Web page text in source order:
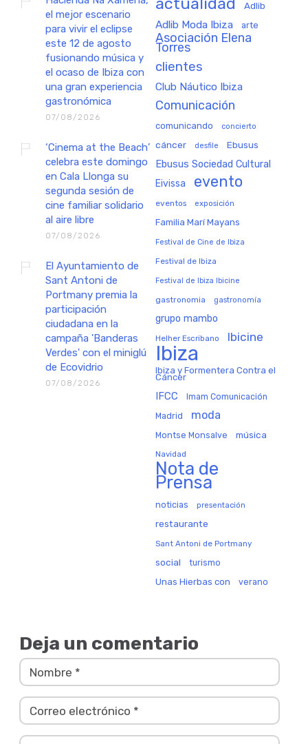
el mejor escenario
para vivir el eclipse
este 12 de agosto
fusionando música y
el ocaso de Ibiza con
una gran experiencia
gastronómica
07/08/2026
‘Cinema at the Beach’
celebra este domingo
en Cala Llonga su
segunda sesión de
cine familiar solidario
al aire libre
07/08/2026
El Ayuntamiento de
Sant Antoni de
Portmany premia la
participación
ciudadana en la
campaña 'Banderas
Verdes' con el miniglú
de Ecovidrio
07/08/2026
Adlib
Adlib Moda Ibiza arte
Asociación Elena
Torres
clientes
Club Náutico Ibiza
Comunicación
comunicando concierto
cáncer desfile Ebusus
Ebusus Sociedad Cultural
Eivissa evento
eventos exposición
Familia Marí Mayans
Festival de Cine de Ibiza
Festival de Ibiza
Festival de Ibiza Ibicine
gastronomia gastronomía
grupo mambo
Helher Escribano Ibicine
Ibiza
Ibiza y Formentera Contra el
Cáncer
IFCC Imam Comunicación
Madrid moda
Montse Monsalve música
Navidad
Nota de
Prensa
noticias presentación
restaurante
Sant Antoni de Portmany
social turismo
Unas Hierbas con verano
Deja un comentario